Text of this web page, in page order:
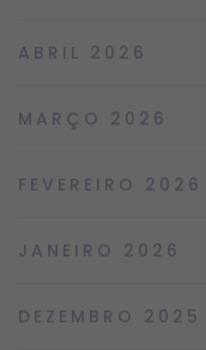
ABRIL 2026
MARÇO 2026
FEVEREIRO 2026
JANEIRO 2026
DEZEMBRO 2025